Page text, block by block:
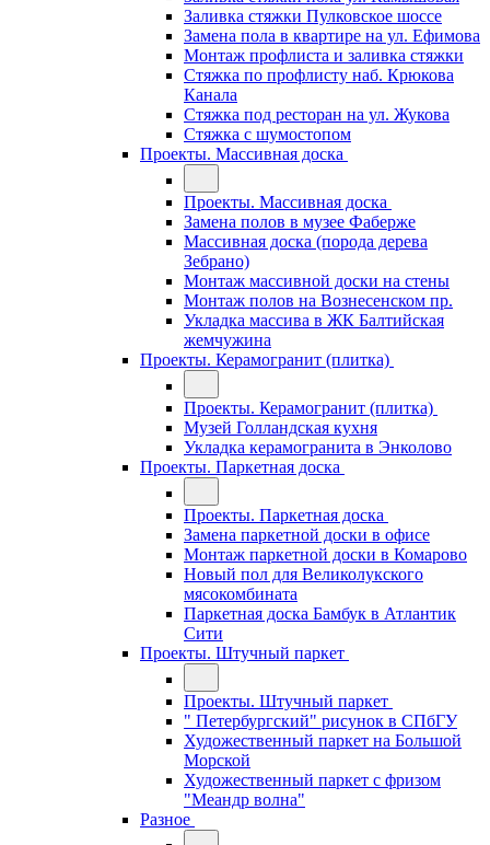
Заливка стяжки Пулковское шоссе
Замена пола в квартире на ул. Ефимова
Монтаж профлиста и заливка стяжки
Стяжка по профлисту наб. Крюкова
Канала
Стяжка под ресторан на ул. Жукова
Стяжка с шумостопом
Проекты. Массивная доска
Проекты. Массивная доска
Замена полов в музее Фаберже
Массивная доска (порода дерева
Зебрано)
Монтаж массивной доски на стены
Монтаж полов на Вознесенском пр.
Укладка массива в ЖК Балтийская
жемчужина
Проекты. Керамогранит (плитка)
Проекты. Керамогранит (плитка)
Музей Голландская кухня
Укладка керамогранита в Энколово
Проекты. Паркетная доска
Проекты. Паркетная доска
Замена паркетной доски в офисе
Монтаж паркетной доски в Комарово
Новый пол для Великолукского
мясокомбината
Паркетная доска Бамбук в Атлантик
Сити
Проекты. Штучный паркет
Проекты. Штучный паркет
" Петербургский" рисунок в СПбГУ
Художественный паркет на Большой
Морской
Художественный паркет с фризом
"Меандр волна"
Разное